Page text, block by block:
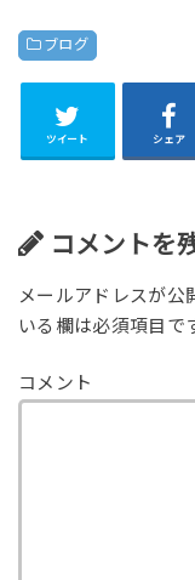
ブログ
ツイート シェア
コメントを
メールアドレスが公
いる欄は必須項目で
コメント